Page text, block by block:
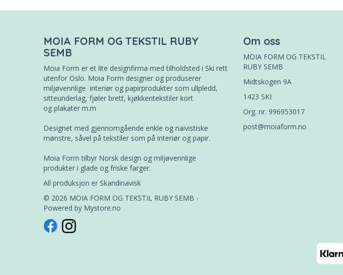
MOIA FORM OG TEKSTIL RUBY
SEMB
Moia Form er et lite designfirma med tilholdsted i Ski rett
utenfor Oslo. Moia Form designer og produserer
miljøvennlige interiør og papirprodukter som ullpledd,
sitteunderlag, fjøler brett, kjøkkentekstiler kort
og plakater m.m
Designet med gjennomgående enkle og naivistiske
mønstre, såvel på tekstiler som på interiør og papir.
Moia Form tilbyr Norsk design og miljøvennlige
produkter i glade og friske farger.
All produksjon er Skandinavisk
© 2026 MOIA FORM OG TEKSTIL RUBY SEMB -
Powered by Mystore.no
Om oss
MOIA FORM OG TEKSTIL
RUBY SEMB
Midtskogen 9A
1423 SKI
Org. nr. 996953017
post@moiaform.no